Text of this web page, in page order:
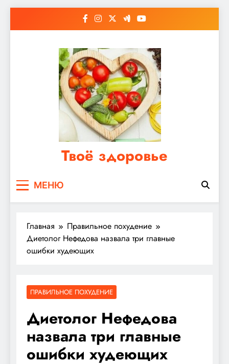
Твоё здоровье
мужском здоровье
МЕНЮ
Главная
Правильное похудение
Диетолог Нефедова назвала три главные
ошибки худеющих
ПРАВИЛЬНОЕ ПОХУДЕНИЕ
Диетолог Нефедова
назвала три главные
ошибки худеющих